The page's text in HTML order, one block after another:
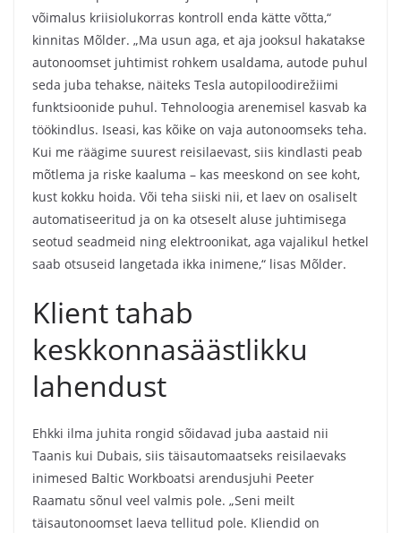
võimalus kriisiolukorras kontroll enda kätte võtta,“
kinnitas Mõlder. „Ma usun aga, et aja jooksul hakatakse
autonoomset juhtimist rohkem usaldama, autode puhul
seda juba tehakse, näiteks Tesla autopiloodirežiimi
funktsioonide puhul. Tehnoloogia arenemisel kasvab ka
töökindlus. Iseasi, kas kõike on vaja autonoomseks teha.
Kui me räägime suurest reisilaevast, siis kindlasti peab
mõtlema ja riske kaaluma – kas meeskond on see koht,
kust kokku hoida. Või teha siiski nii, et laev on osaliselt
automatiseeritud ja on ka otseselt aluse juhtimisega
seotud seadmeid ning elektroonikat, aga vajalikul hetkel
saab otsuseid langetada ikka inimene,“ lisas Mõlder.
Klient tahab
keskkonnasäästlikku
lahendust
Ehkki ilma juhita rongid sõidavad juba aastaid nii
Taanis kui Dubais, siis täisautomaatseks reisilaevaks
inimesed Baltic Workboatsi arendusjuhi Peeter
Raamatu sõnul veel valmis pole. „Seni meilt
täisautonoomset laeva tellitud pole. Kliendid on